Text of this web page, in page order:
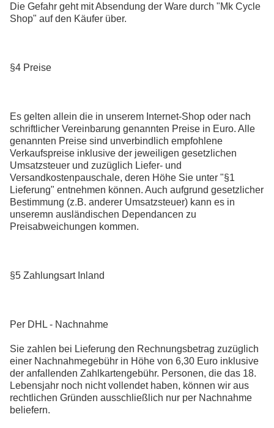
Die Gefahr geht mit Absendung der Ware durch "Mk Cycle
Shop" auf den Käufer über.
§4 Preise
Es gelten allein die in unserem Internet-Shop oder nach
schriftlicher Vereinbarung genannten Preise in Euro. Alle
genannten Preise sind unverbindlich empfohlene
Verkaufspreise inklusive der jeweiligen gesetzlichen
Umsatzsteuer und zuzüglich Liefer- und
Versandkostenpauschale, deren Höhe Sie unter "§1
Lieferung" entnehmen können. Auch aufgrund gesetzlicher
Bestimmung (z.B. anderer Umsatzsteuer) kann es in
unseremn ausländischen Dependancen zu
Preisabweichungen kommen.
§5 Zahlungsart Inland
Per DHL - Nachnahme
Sie zahlen bei Lieferung den Rechnungsbetrag zuzüglich
einer Nachnahmegebühr in Höhe von 6,30 Euro inklusive
der anfallenden Zahlkartengebühr. Personen, die das 18.
Lebensjahr noch nicht vollendet haben, können wir aus
rechtlichen Gründen ausschließlich nur per Nachnahme
beliefern.